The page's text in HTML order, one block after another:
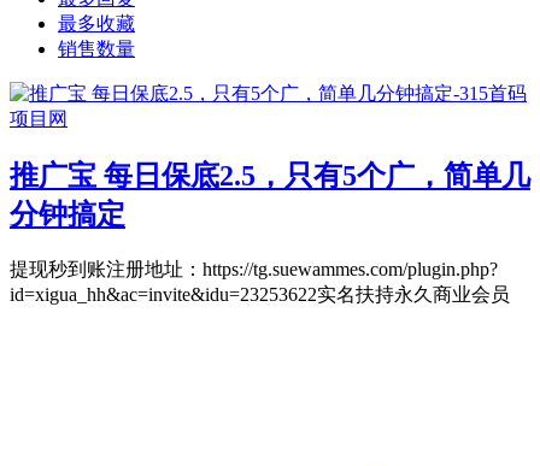
最多收藏
销售数量
推广宝 每日保底2.5，只有5个广，简单几
分钟搞定
提现秒到账注册地址：https://tg.suewammes.com/plugin.php?
id=xigua_hh&ac=invite&idu=23253622实名扶持永久商业会员